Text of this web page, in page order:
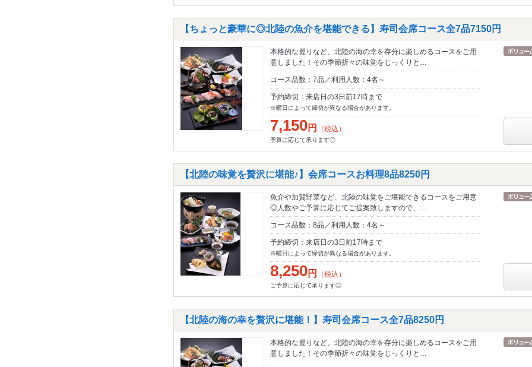
【ちょっと豪華に◎北陸の魚介を堪能できる】寿司会席コース全7品7150円
本格的な握りなど、北陸の海の幸を存分に楽しめるコースをご用
意しました！その季節折々の味覚をじっくりと…
コース品数：7品／利用人数：4名～
予約締切：来店日の3日前17時まで
※曜日によって締切が異なる場合があります。
7,150円 （税込）
予算に応じて承ります◎
【北陸の味覚を贅沢に堪能♪】会席コースお料理8品8250円
魚介や加賀野菜など、北陸の味覚をご堪能できるコースをご用意
◎人数やご予算に応じてご提案致しますので、…
コース品数：8品／利用人数：4名～
予約締切：来店日の3日前17時まで
※曜日によって締切が異なる場合があります。
8,250円 （税込）
ご予算に応じて承ります◎
【北陸の海の幸を贅沢に堪能！】寿司会席コース全7品8250円
本格的な握りなど、北陸の海の幸を存分に楽しめるコースをご用
意しました！その季節折々の味覚をじっくりと…